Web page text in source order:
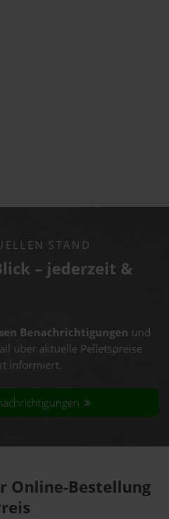
STAND
– jederzeit &
Benachrichtigungen und
über aktuelle Pelletspreise
informiert.
Online-Bestellung